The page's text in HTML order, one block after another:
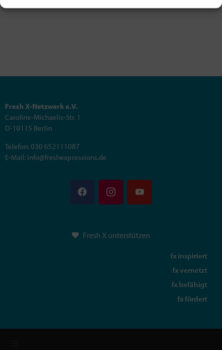
Fresh X-Netzwerk e.V.
Caroline-Michaelis-Str. 1
D-10115 Berlin
Telefon: 030 652111087
E-Mail: info@freshexpressions.de
Fresh X unterstützen
fx inspiriert
fx vernetzt
fx befähigt
fx fördert